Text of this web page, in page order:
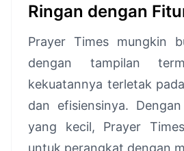
Ringan dengan
Prayer Times mungkin
dengan tampilan
kekuatannya terletak
dan efisiensinya.
yang kecil, Prayer
untuk perangkat dengan